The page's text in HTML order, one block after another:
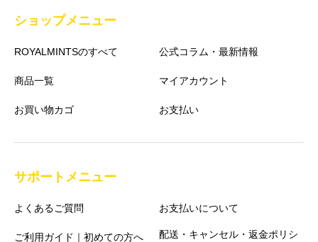
ショップメニュー
ROYALMINTSのすべて 公式コラム・最新情報
商品一覧 マイアカウント
お買い物カゴ お支払い
サポートメニュー
よくあるご質問 お支払いについて
ご利用ガイド｜初めての方へ 配送・キャンセル・返金ポリシ